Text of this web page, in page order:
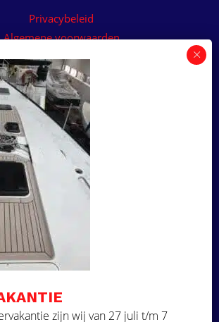
Privacybeleid
Algemene voorwaarden
voorwaarden paneelservice
aanvragen
op maat ontvangen voor
teakdek voor uw boot? Vraag een
vrijblijvende offerte aan!
Offerte aanvragen
Ga naar
Over ons
Projecten
zijn wij van 27 juli t/m 7
maakt
cookies.
cookies om uw
te verbeteren. Door
stemt u in met
met ons